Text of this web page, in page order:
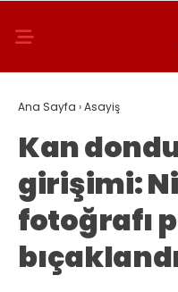
Ana Sayfa ›Asayiş
Kan
girişimi:
fotoğrafı